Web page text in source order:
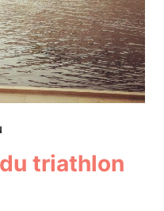
triathlon